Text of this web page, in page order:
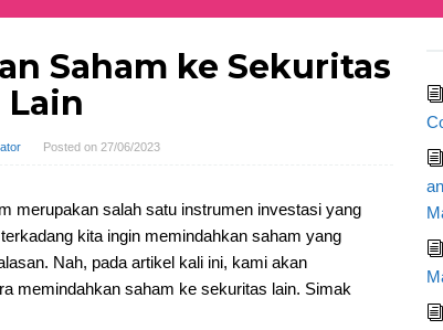
Saham ke Sekuritas
Lain
Posted on 27/06/2023
merupakan salah satu instrumen investasi yang
kita ingin memindahkan saham yang
Nah, pada artikel kali ini, kami akan
memindahkan saham ke sekuritas lain. Simak